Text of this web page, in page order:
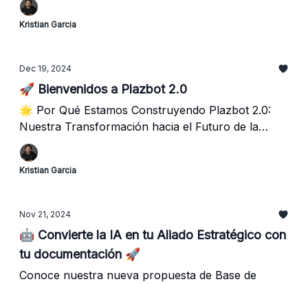
Kristian Garcia
Dec 19, 2024
🚀 Bienvenidos a Plazbot 2.0
🌟 Por Qué Estamos Construyendo Plazbot 2.0:
Nuestra Transformación hacia el Futuro de la
atención al cliente!.
Kristian Garcia
Nov 21, 2024
🤖 Convierte la IA en tu Aliado Estratégico con
tu documentación 🚀
Conoce nuestra nueva propuesta de Base de